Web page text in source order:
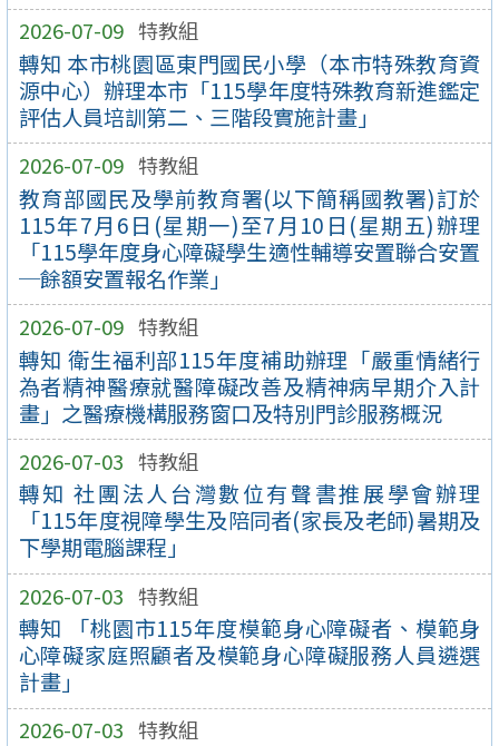
2026-07-09 特教組
轉知 本市桃園區東門國民小學（本市特殊教育資
源中心）辦理本市「115學年度特殊教育新進鑑定
評估人員培訓第二、三階段實施計畫」
2026-07-09 特教組
教育部國民及學前教育署(以下簡稱國教署)訂於
115年7月6日(星期一)至7月10日(星期五)辦理
「115學年度身心障礙學生適性輔導安置聯合安置
─餘額安置報名作業」
2026-07-09 特教組
轉知 衛生福利部115年度補助辦理「嚴重情緒行
為者精神醫療就醫障礙改善及精神病早期介入計
畫」之醫療機構服務窗口及特別門診服務概況
2026-07-03 特教組
轉知 社團法人台灣數位有聲書推展學會辦理
「115年度視障學生及陪同者(家長及老師)暑期及
下學期電腦課程」
2026-07-03 特教組
轉知 「桃園市115年度模範身心障礙者、模範身
心障礙家庭照顧者及模範身心障礙服務人員遴選
計畫」
2026-07-03 特教組